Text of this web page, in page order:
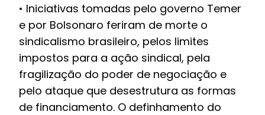
• Iniciativas tomadas pelo governo Temer
e por Bolsonaro feriram de morte o
sindicalismo brasileiro, pelos limites
impostos para a ação sindical, pela
fragilização do poder de negociação e
pelo ataque que desestrutura as formas
de financiamento. O definhamento do